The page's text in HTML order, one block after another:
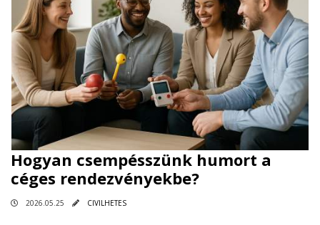
Hogyan csempésszünk humort a
céges rendezvényekbe?
2026.05.25 CIVILHETES